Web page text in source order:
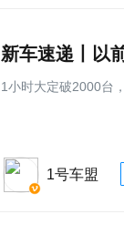
新车速递丨以
1小时大定破2000台
1号车盟